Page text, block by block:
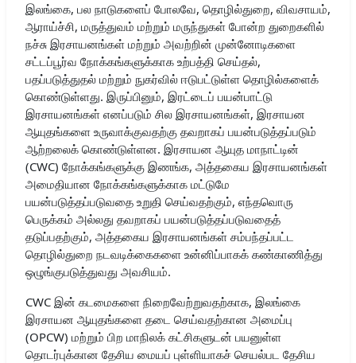
இலங்கை, பல நாடுகளைப் போலவே, தொழில்துறை, விவசாயம்,
ஆராய்ச்சி, மருத்துவம் மற்றும் மருந்துகள் போன்ற துறைகளில்
நச்சு இரசாயனங்கள் மற்றும் அவற்றின் முன்னோடிகளை
சட்டப்பூர்வ நோக்கங்களுக்காக உற்பத்தி செய்தல்,
பதப்படுத்துதல் மற்றும் நுகர்வில் ஈடுபட்டுள்ள தொழில்களைக்
கொண்டுள்ளது. இருப்பினும், இரட்டைப் பயன்பாட்டு
இரசாயனங்கள் எனப்படும் சில இரசாயனங்கள், இரசாயன
ஆயுதங்களை உருவாக்குவதற்கு தவறாகப் பயன்படுத்தப்படும்
ஆற்றலைக் கொண்டுள்ளன. இரசாயன ஆயுத மாநாட்டின்
(CWC) நோக்கங்களுக்கு இணங்க, அத்தகைய இரசாயனங்கள்
அமைதியான நோக்கங்களுக்காக மட்டுமே
பயன்படுத்தப்படுவதை உறுதி செய்வதற்கும், எந்தவொரு
பெருக்கம் அல்லது தவறாகப் பயன்படுத்தப்படுவதைத்
தடுப்பதற்கும், அத்தகைய இரசாயனங்கள் சம்பந்தப்பட்ட
தொழில்துறை நடவடிக்கைகளை உன்னிப்பாகக் கண்காணித்து
ஒழுங்குபடுத்துவது அவசியம்.
CWC இன் கடமைகளை நிறைவேற்றுவதற்காக, இலங்கை
இரசாயன ஆயுதங்களை தடை செய்வதற்கான அமைப்பு
(OPCW) மற்றும் பிற மாநிலக் கட்சிகளுடன் பயனுள்ள
தொடர்புக்கான தேசிய மையப் புள்ளியாகச் செயல்பட தேசிய